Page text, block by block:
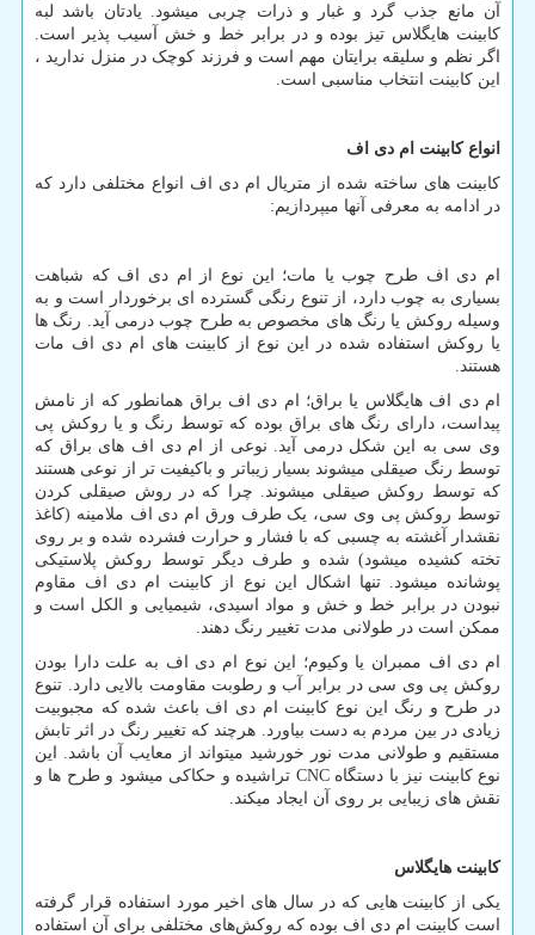
آن مانع جذب گرد و غبار و ذرات چربی میشود. یادتان باشد لبه
کابینت هایگلاس تیز بوده و در برابر خط و خش آسیب پذیر است.
اگر نظم و سلیقه برایتان مهم است و فرزند کوچک در منزل ندارید ،
این کابینت انتخاب مناسبی است.
انواع کابینت ام دی اف
کابینت های ساخته شده از متریال ام دی اف انواع مختلفی دارد که
در ادامه به معرفی آنها میپردازیم:
ام دی اف طرح چوب یا مات؛ این نوع از ام دی اف که شباهت
بسیاری به چوب دارد، از تنوع رنگی گسترده ­ای برخوردار است و به
وسیله روکش یا رنگ­ های مخصوص به طرح چوب درمی­ آید. رنگ ­ها
یا روکش استفاده شده در این نوع از کابینت ­های ام دی اف مات
هستند.
ام دی اف هایگلاس یا براق؛ ام دی اف براق همانطور که از نامش
پیداست، دارای رنگ ­های براق بوده که توسط رنگ و یا روکش پی
وی سی به این شکل درمی­ آید. نوعی از ام دی اف های براق که
توسط رنگ صیقلی می­شوند بسیار زیباتر و باکیفیت ­تر از نوعی هستند
که توسط روکش صیقلی می­شوند. چرا که در روش صیقلی کردن
توسط روکش پی وی سی، یک طرف ورق ام دی اف ملامینه (کاغذ
نقش­دار آغشته به چسبی که با فشار و حرارت فشرده شده و بر روی
تخته کشیده می­شود) شده و طرف دیگر توسط روکش پلاستیکی
پوشانده می­شود. تنها اشکال این نوع از کابینت ام دی اف مقاوم
نبودن در برابر خط و خش و مواد اسیدی، شیمیایی و الکل است و
ممکن است در طولانی مدت تغییر رنگ دهند.
ام دی اف ممبران یا وکیوم؛ این نوع ام دی اف به علت دارا بودن
روکش پی وی سی در برابر آب و رطوبت مقاومت بالایی دارد. تنوع
در طرح و رنگ این نوع کابینت ام دی اف باعث شده که مجبوبیت
زیادی در بین مردم به دست بیاورد. هرچند که تغییر رنگ در اثر تابش
مستقیم و طولانی مدت نور خورشید می­تواند از معایب آن باشد. این
نوع کابینت نیز با دستگاهCNC تراشیده و حکاکی می­شود و طرح­ ها و
نقش ­های زیبایی بر روی آن ایجاد می­کند.
کابینت هایگلاس
یکی از کابینت‌ هایی که در سال های اخیر مورد استفاده قرار گرفته
است کابینت ام دی اف بوده که روکشهای مختلفی برای آن استفاده